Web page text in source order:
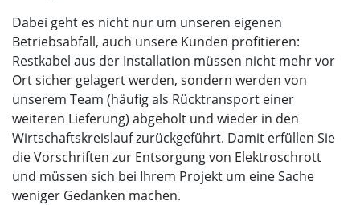
Dabei geht es nicht nur um unseren eigenen
Betriebsabfall, auch unsere Kunden profitieren:
Restkabel aus der Installation müssen nicht mehr vor
Ort sicher gelagert werden, sondern werden von
unserem Team (häufig als Rücktransport einer
weiteren Lieferung) abgeholt und wieder in den
Wirtschaftskreislauf zurückgeführt. Damit erfüllen Sie
die Vorschriften zur Entsorgung von Elektroschrott
und müssen sich bei Ihrem Projekt um eine Sache
weniger Gedanken machen.